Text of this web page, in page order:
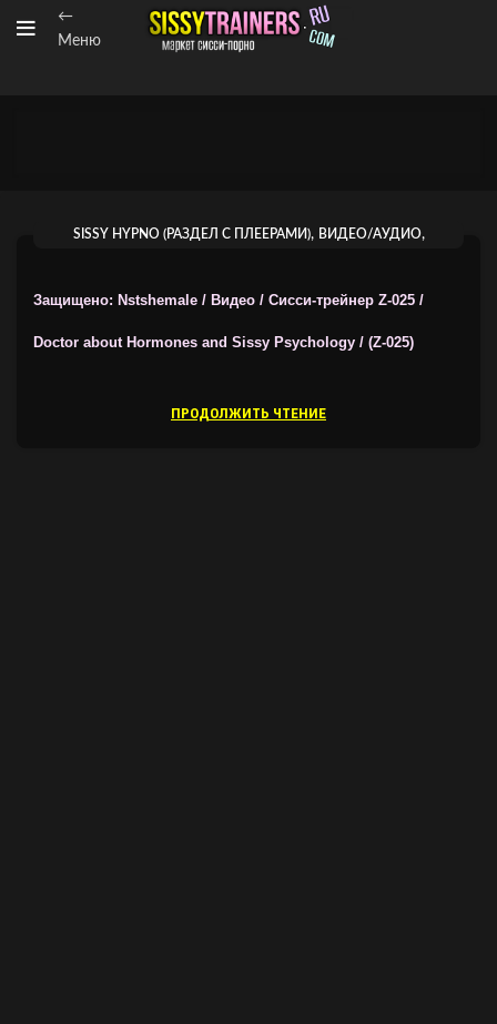
←
Меню
SISSY HYPNO (РАЗДЕЛ С ПЛЕЕРАМИ), ВИДЕО/АУДИО,
Защищено: Nstshemale / Видео / Сисси-трейнер Z-025 /
Doctor about Hormones and Sissy Psychology / (Z-025)
ПРОДОЛЖИТЬ ЧТЕНИЕ